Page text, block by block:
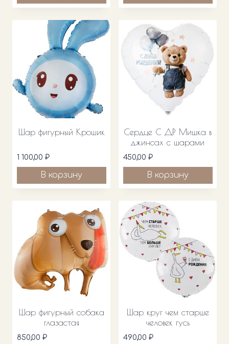
Шар фигурный Крошик
1 100,00 ₽
В корзину
Сердце С ДР Мишка в
джинсах с шарами
450,00 ₽
В корзину
Шар фигурный собака
глазастая
850,00 ₽
Шар круг чем старше
человек гусь
490,00 ₽